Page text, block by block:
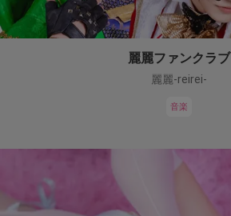
麗麗ファンクラブ
麗麗-reirei-
音楽